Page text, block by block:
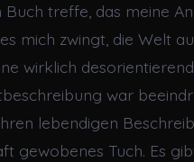
Buch treffe, das meine
mich zwingt, die Welt
wirklich
war
lebendigen
gewobenes Tuch. Es